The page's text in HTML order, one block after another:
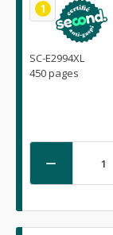
1
SC-E2994XL
450 pages
